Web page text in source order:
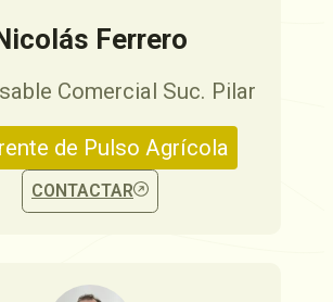
Ferrero
Comercial Suc. Pilar
de Pulso Agrícola
CONTACTAR